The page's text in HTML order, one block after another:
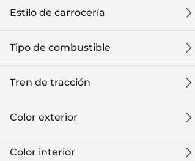
Estilo de carrocería
Tipo de combustible
Tren de tracción
Color exterior
Color interior